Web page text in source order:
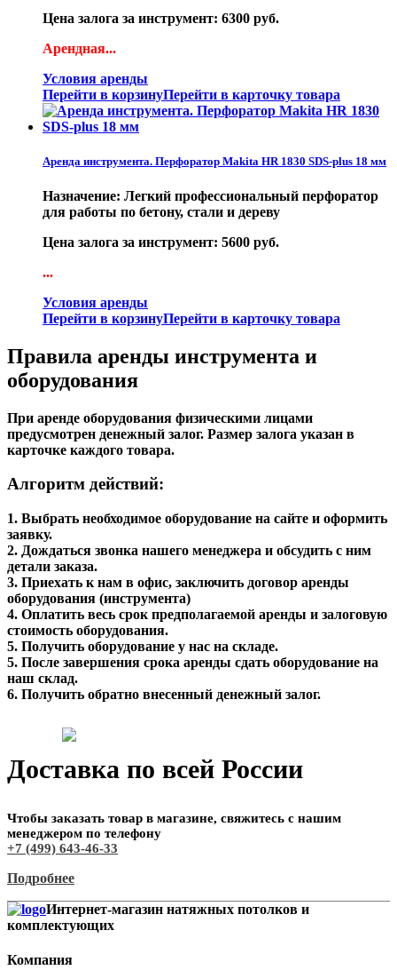
Цена залога за инструмент: 6300 руб.
Арендная...
Условия аренды
Перейти в корзинуПерейти в карточку товара
Аренда инструмента. Перфоратор Makita HR 1830 SDS-plus 18 мм
Назначение: Легкий профессиональный перфоратор
для работы по бетону, стали и дереву
Цена залога за инструмент: 5600 руб.
...
Условия аренды
Перейти в корзинуПерейти в карточку товара
Правила аренды инструмента и
оборудования
При аренде оборудования физическими лицами
предусмотрен денежный залог. Размер залога указан в
карточке каждого товара.
Алгоритм действий:
1. Выбрать необходимое оборудование на сайте и оформить
заявку.
2. Дождаться звонка нашего менеджера и обсудить с ним
детали заказа.
3. Приехать к нам в офис, заключить договор аренды
оборудования (инструмента)
4. Оплатить весь срок предполагаемой аренды и залоговую
стоимость оборудования.
5. Получить оборудование у нас на складе.
5. После завершения срока аренды сдать оборудование на
наш склад.
6. Получить обратно внесенный денежный залог.
Доставка по всей России
Чтобы заказать товар в магазине, свяжитесь с нашим
менеджером по телефону
+7 (499) 643-46-33
Подробнее
Интернет-магазин натяжных потолков и
комплектующих
Компания